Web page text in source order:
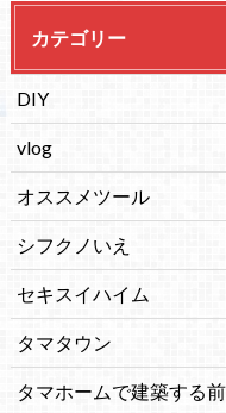
カテゴリー
DIY
vlog
オススメツール
シフクノいえ
セキスイハイム
タマタウン
タマホームで建築する